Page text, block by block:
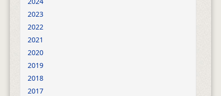
2023
2022
2021
2020
2019
2018
2017